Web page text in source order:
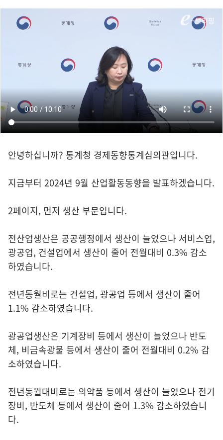
안녕하십니까? 통계청 경제동향통계심의관입니다.
지금부터 2024년 9월 산업활동동향을 발표하겠습니다.
2페이지, 먼저 생산 부문입니다.
전산업생산은 공공행정에서 생산이 늘었으나 서비스업,
광공업, 건설업에서 생산이 줄어 전월대비 0.3% 감소
하였습니다.
전년동월비로는 건설업, 광공업 등에서 생산이 줄어
1.1% 감소하였습니다.
광공업생산은 기계장비 등에서 생산이 늘었으나 반도
체, 비금속광물 등에서 생산이 줄어 전월대비 0.2% 감
소하였습니다.
전년동월대비로는 의약품 등에서 생산이 늘었으나 전기
장비, 반도체 등에서 생산이 줄어 1.3% 감소하였습니
다.